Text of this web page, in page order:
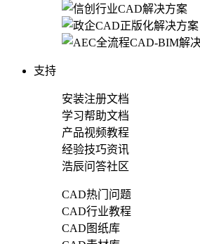
支持
安装注册文档
学习帮助文档
产品视频教程
经验技巧资讯
浩辰问答社区
CAD热门问题
CAD行业教程
CAD图纸库